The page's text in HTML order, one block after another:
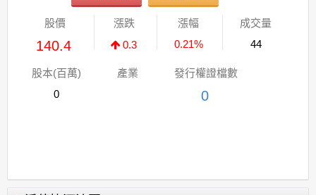
股價
140.4
漲跌
0.3
漲幅
0.21%
成交量
44
股本(百萬)
0
產業 發行權證檔數
0